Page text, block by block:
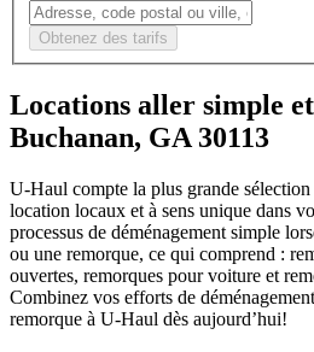
Obtenez des tarifs
Locations aller simple
Buchanan, GA 30113
U-Haul compte la plus grande
location locaux et à sens unique dans
processus de déménagement simple
ou une remorque, ce qui comprend :
ouvertes, remorques pour voiture et
Combinez vos efforts de
remorque à U-Haul dès aujourd’hui!